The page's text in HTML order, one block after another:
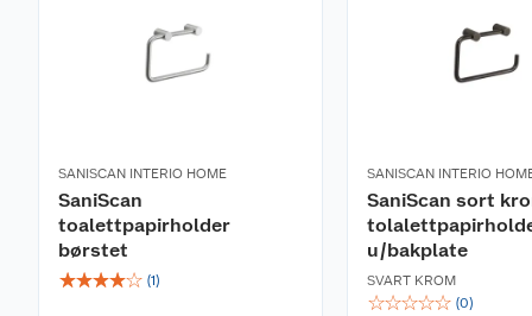
SANISCAN INTERIO HOME
SaniScan
toalettpapirholder
børstet
☆☆☆☆☆ (1)
SANISCAN INTERIO
SaniScan sort
u/bakplate
SVART KROM
☆☆☆☆☆ (0)